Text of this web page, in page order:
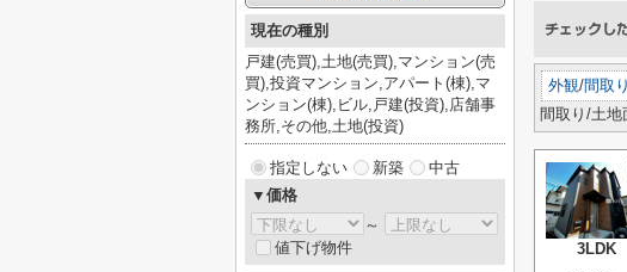
外観/間取
間取り/土地
3LDK
現在の種別
戸建(売買),土地(売買),マンション(売
買),投資マンション,アパート(棟),マ
ンション(棟),ビル,戸建(投資),店舗事
務所,その他,土地(投資)
指定しない 新築
中古
▼価格
～
値下げ物件